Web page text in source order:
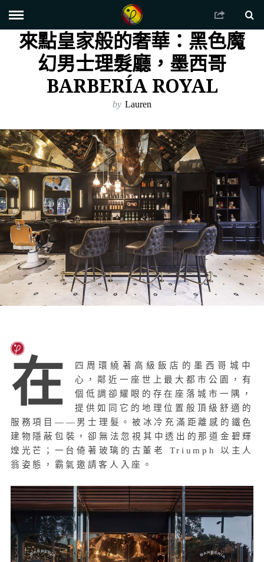
來點皇家般的奢華：黑色魔
幻男士理髮廳，墨西哥
BARBERÍA ROYAL
by Lauren
在
四周環繞著高級飯店的墨西哥城中
心，鄰近一座世上最大都市公園，有
個低調卻耀眼的存在座落城市一隅，
提供如同它的地理位置般頂級舒適的
服務項目——男士理髮。被冰冷充滿距離感的鐵色
建物隱蔽包裝，卻無法忽視其中透出的那道金碧輝
煌光芒；一台倚著玻璃的古董老 Triumph 以主人
翁姿態，霸氣邀請客人入座。